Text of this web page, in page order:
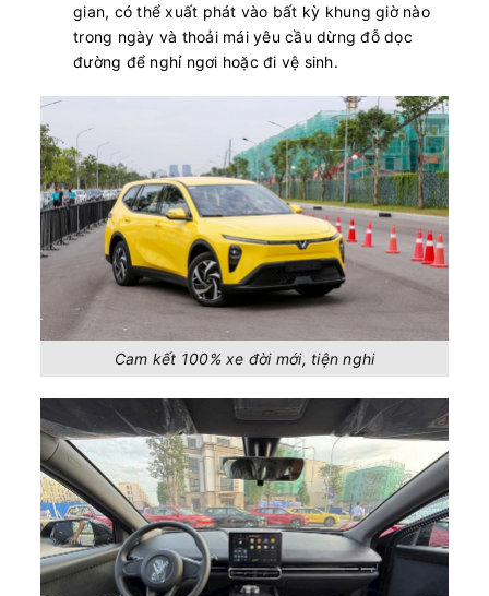
gian, có thể xuất phát vào bất kỳ khung giờ nào
trong ngày và thoải mái yêu cầu dừng đỗ dọc
đường để nghỉ ngơi hoặc đi vệ sinh.
Cam kết 100% xe đời mới, tiện nghi